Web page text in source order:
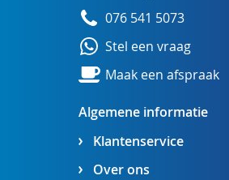
Algemene informatie
Klantenservice
Over ons
076 541 5073
Stel een vraag
Maak een afspraak